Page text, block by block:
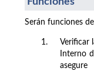
Serán funciones
1.
Verificar
Interno